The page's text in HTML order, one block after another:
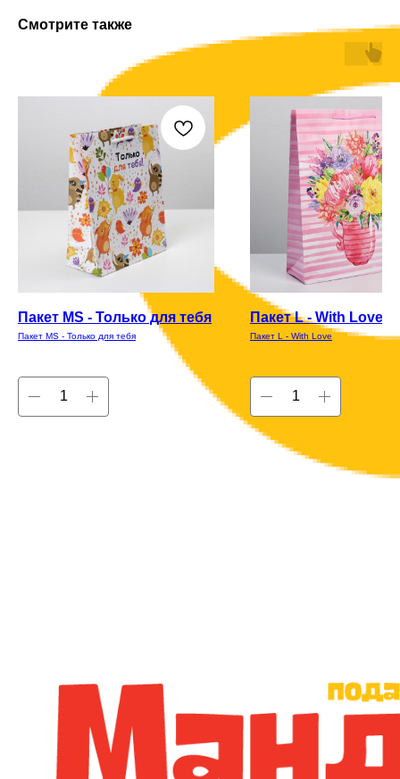
Смотрите также
Пакет MS - Только для тебя
Пакет MS - Только для тебя
Пакет L - With Love
Пакет L - With Love